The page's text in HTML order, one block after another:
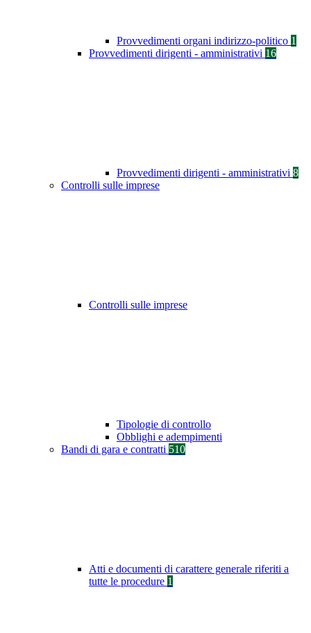
Provvedimenti organi indirizzo-politico 1
Provvedimenti dirigenti - amministrativi 16
Provvedimenti dirigenti - amministrativi 8
Controlli sulle imprese
Controlli sulle imprese
Tipologie di controllo
Obblighi e adempimenti
Bandi di gara e contratti 510
Atti e documenti di carattere generale riferiti a
tutte le procedure 1